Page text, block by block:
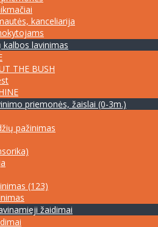
kanceliarija
kalbos lavinimas
THE BUSH
priemonės, žaislai (0-3m.)
pažinimas
(123)
žaidimai